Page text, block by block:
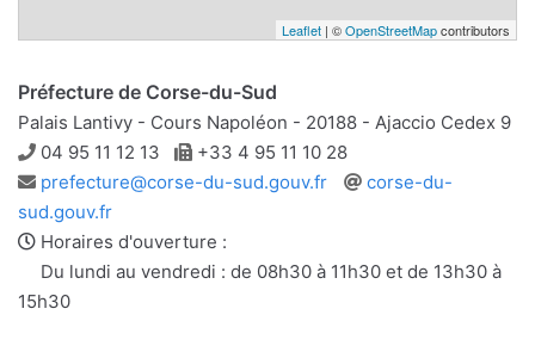
Leaflet | ©OpenStreetMapcontributors
Préfecture de Corse-du-Sud
Palais Lantivy - Cours Napoléon - 20188 - Ajaccio Cedex 9
Téléphone
04 95 11 12 13 Télécopie
+33 4 95 11 10 28
Adresse
e-
mail
prefecture@corse-du-sud.gouv.fr
Site
corse-du-
sud.gouv.fr
Horaires d'ouverture :
Du lundi au vendredi : de 08h30 à 11h30 et de 13h30 à
15h30